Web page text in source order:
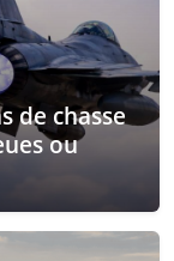
de chasse
ou